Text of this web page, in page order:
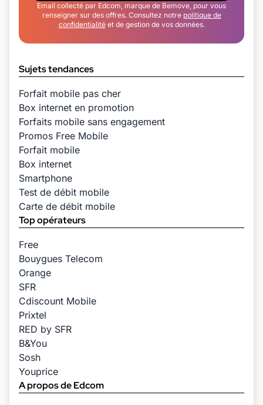
Email collecté par Edcom, marque de Bemove, pour vous
renseigner sur des offres. Consultez notre politique de
confidentialitéet de gestion de vos données.
Sujets tendances
Forfait mobile pas cher
Box internet en promotion
Forfaits mobile sans engagement
Promos Free Mobile
Forfait mobile
Box internet
Smartphone
Test de débit mobile
Carte de débit mobile
Top opérateurs
Free
Bouygues Telecom
Orange
SFR
Cdiscount Mobile
Prixtel
RED by SFR
B&You
Sosh
Youprice
A propos de Edcom